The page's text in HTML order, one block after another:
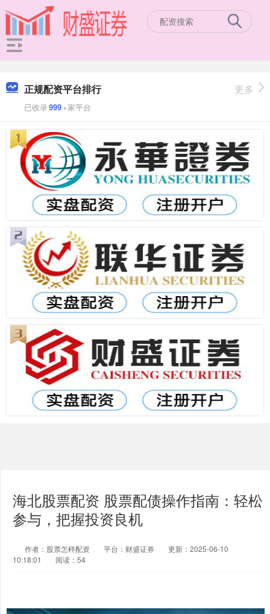
正规配资平台排行
已收录999+家平台
更多
海北股票配资 股票配债操作指南：轻松
参与，把握投资良机
作者：股票怎样配资 平台：财盛证券
更新：2025-06-10
10:18:01
阅读：54